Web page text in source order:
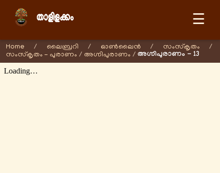
☰
Home / ലൈബ്രറി / ഓണ്‍ലൈന്‍ / സംസ്കൃതം
/
സംസ്കൃതം - പുരാണം / അഗ്നിപുരാണം / അഗ്നിപുരാണം - 13